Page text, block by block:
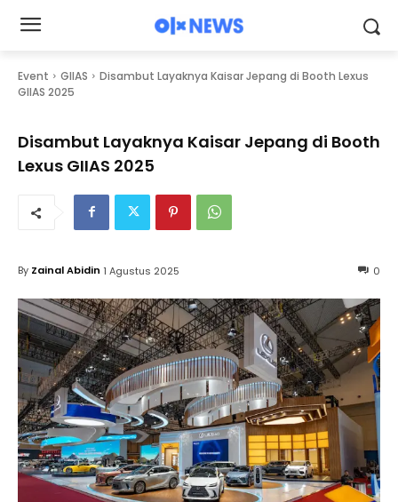
Event GIIAS
Disambut Layaknya Kaisar Jepang di Booth Lexus
GIIAS 2025
Disambut Layaknya Kaisar Jepang di Booth
Lexus GIIAS 2025
0
By Zainal Abidin 1 Agustus 2025